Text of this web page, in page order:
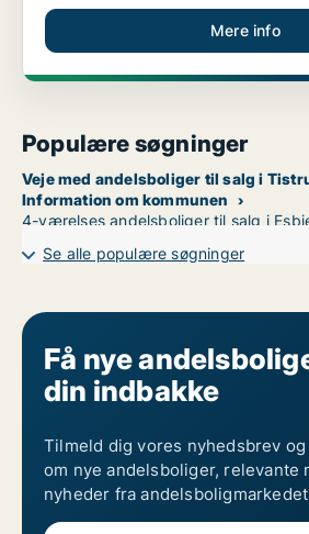
Mere info
Populære søgninger
Veje med andelsboliger til salg i
Information om kommunen
4-værelses andelsboliger til salg i
Se alle populære søgninger
Få nye
din indbakke
Tilmeld dig vores nyhedsbrev
om nye andelsboliger, relevante
nyheder fra